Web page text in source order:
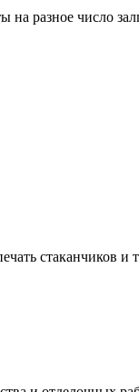
на разное число
стаканчиков и